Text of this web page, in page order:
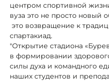
центром спортивной
вуза это не просто новый
это возвращение к
спартакиад.
"Открытие стадиона
в формировании
силы духа и командного
наших студентов и